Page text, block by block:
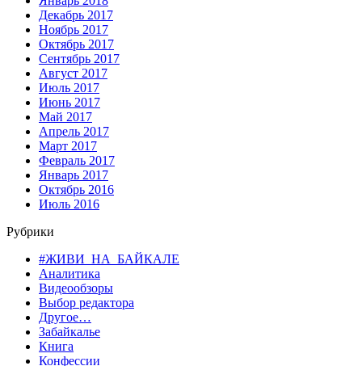
Декабрь 2017
Ноябрь 2017
Октябрь 2017
Сентябрь 2017
Август 2017
Июль 2017
Июнь 2017
Май 2017
Апрель 2017
Март 2017
Февраль 2017
Январь 2017
Октябрь 2016
Июль 2016
Рубрики
#ЖИВИ_НА_БАЙКАЛЕ
Аналитика
Видеообзоры
Выбор редактора
Другое…
Забайкалье
Книга
Конфессии